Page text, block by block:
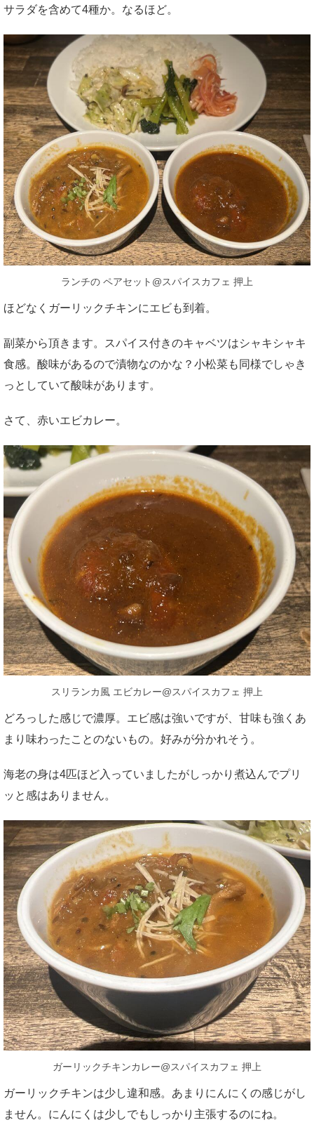
サラダを含めて4種か。なるほど。
ランチの ペアセット@スパイスカフェ 押上
ほどなくガーリックチキンにエビも到着。
副菜から頂きます。スパイス付きのキャベツはシャキシャキ
食感。酸味があるので漬物なのかな？小松菜も同様でしゃき
っとしていて酸味があります。
さて、赤いエビカレー。
スリランカ風 エビカレー@スパイスカフェ 押上
どろっした感じで濃厚。エビ感は強いですが、甘味も強くあ
まり味わったことのないもの。好みが分かれそう。
海老の身は4匹ほど入っていましたがしっかり煮込んでプリ
ッと感はありません。
ガーリックチキンカレー@スパイスカフェ 押上
ガーリックチキンは少し違和感。あまりにんにくの感じがし
ません。にんにくは少しでもしっかり主張するのにね。